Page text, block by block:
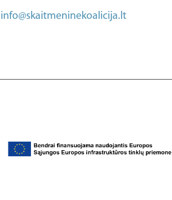
info@skaitmeninekoalicija.lt